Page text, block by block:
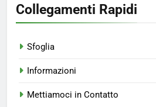
Collegamenti Rapidi
Sfoglia
Informazioni
Mettiamoci in Contatto